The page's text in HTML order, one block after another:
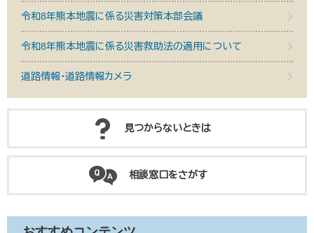
令和8年熊本地震に係る災害対策本部会議
令和8年熊本地震に係る災害救助法の適用について
道路情報・道路情報カメラ
見つからないときは
相談窓口をさがす